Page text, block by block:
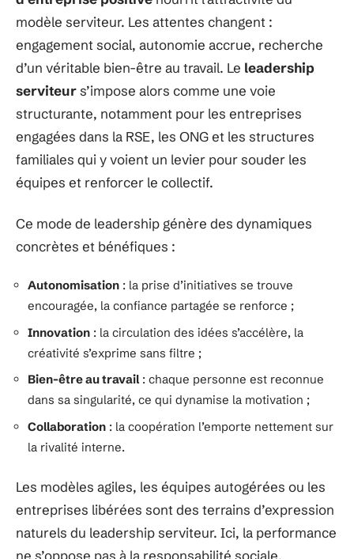
modèle serviteur. Les attentes changent :
engagement social, autonomie accrue, recherche
d’un véritable bien-être au travail. Le leadership
serviteurs’impose alors comme une voie
structurante, notamment pour les entreprises
engagées dans la RSE, les ONG et les structures
familiales qui y voient un levier pour souder les
équipes et renforcer le collectif.
Ce mode de leadership génère des dynamiques
concrètes et bénéfiques :
Autonomisation : la prise d’initiatives se trouve
encouragée, la confiance partagée se renforce ;
Innovation : la circulation des idées s’accélère, la
créativité s’exprime sans filtre ;
Bien-être au travail: chaque personne est reconnue
dans sa singularité, ce qui dynamise la motivation ;
Collaboration : la coopération l’emporte nettement sur
la rivalité interne.
Les modèles agiles, les équipes autogérées ou les
entreprises libérées sont des terrains d’expression
naturels du leadership serviteur. Ici, la performance
ne s’oppose pas à la responsabilité sociale,